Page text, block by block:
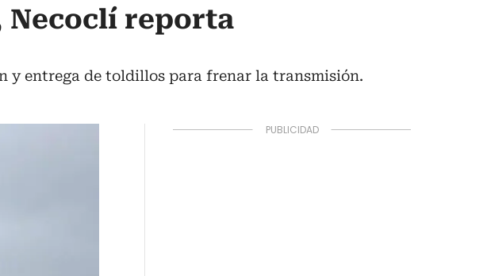
Necoclí reporta
y entrega de toldillos para frenar la transmisión.